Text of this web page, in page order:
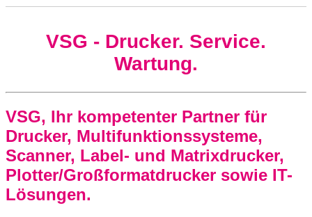
VSG - Drucker. Service.
Wartung.
VSG, Ihr kompetenter Partner für
Drucker, Multifunktionssysteme,
Scanner, Label- und Matrixdrucker,
Plotter/Großformatdrucker sowie IT-
Lösungen.